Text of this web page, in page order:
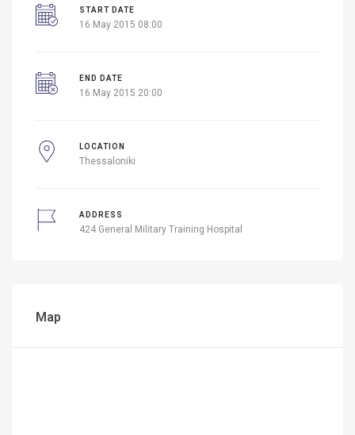
START DATE
16 May 2015 08:00
END DATE
16 May 2015 20:00
LOCATION
Thessaloniki
ADDRESS
424 General Military Training Hospital
Map